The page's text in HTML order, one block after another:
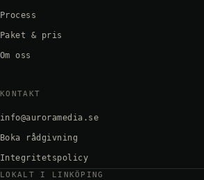
Process
Paket & pris
Om oss
KONTAKT
info@auroramedia.se
Boka rådgivning
Integritetspolicy
LOKALT I LINKÖPING